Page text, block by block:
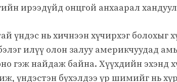
ирээдүйд онцгой анхаарал
үндэс нь хичнээн хүчирхэг болохыг
илүү олон залуу америкчуудад
гэж найдаж байна. Хүүхдийн эхэнд
үндэстэн бүхэлдээ үр шимийг нь